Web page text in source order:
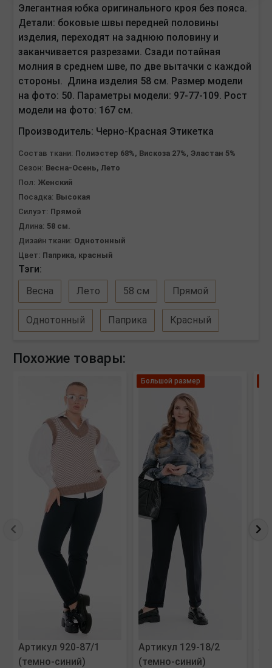
Элегантная юбка оригинального кроя без пояса.
Детали: боковые швы передней половины
изделия, переходят на заднюю половину и
заканчивается разрезами. Сзади потайная
молния в среднем шве, по две вытачки с каждой
стороны. Длина изделия 58 см. Размер модели
на фото: 50. Параметры модели: 97-77-109. Рост
модели на фото: 167 см.
Производитель: Черно-Красная Этикетка
Состав ткани: Полиэстер 68%, Вискоза 27%, Эластан 5%
Сезон: Весна-Осень, Лето
Пол: Женский
Посадка: Высокая
Силуэт: Прямой
Длина: 58 см.
Дизайн ткани: Однотонный
Цвет: Паприка, красный
Тэги:
Весна
Лето 58 см Прямой
Однотонный Паприка Красный
Похожие товары:
Артикул 920-87/1
(темно-синий)
Большой размер
Артикул 129-18/2
(темно-синий)